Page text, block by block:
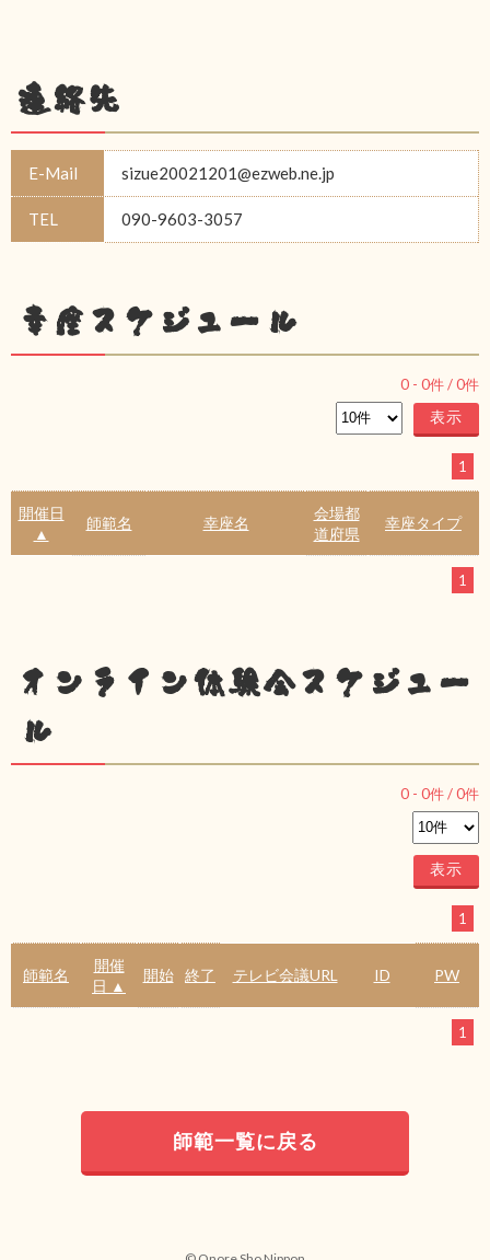
連絡先
E-Mail sizue20021201@ezweb.ne.jp
TEL 090-9603-3057
幸座スケジュール
0 - 0件 /0件
1
開催日
▲
師範名 幸座名
会場都
道府県
幸座タイプ
1
オンライン体験会スケジュー
ル
0 - 0件 /0件
1
師範名
開催
日 ▲
開始 終了 テレビ会議URL ID PW
1
師範一覧に戻る